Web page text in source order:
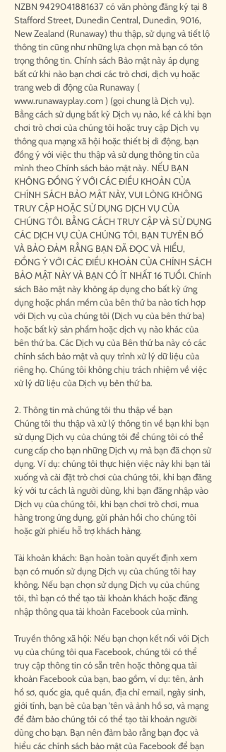
NZBN 9429041881637có văn phòng đăng ký tại 8
Stafford Street, Dunedin Central, Dunedin, 9016,
New Zealand (Runaway) thu thập, sử dụng và tiết lộ
thông tin cũng như những lựa chọn mà bạn có tôn
trọng thông tin. Chính sách Bảo mật này áp dụng
bất cứ khi nào bạn chơi các trò chơi, dịch vụ hoặc
trang web di động của Runaway (
www.runawayplay.com) (gọi chung là Dịch vụ).
Bằng cách sử dụng bất kỳ Dịch vụ nào, kể cả khi bạn
chơi trò chơi của chúng tôi hoặc truy cập Dịch vụ
thông qua mạng xã hội hoặc thiết bị di động, bạn
đồng ý với việc thu thập và sử dụng thông tin của
mình theo Chính sách bảo mật này. NẾU BẠN
KHÔNG ĐỒNG Ý VỚI CÁC ĐIỀU KHOẢN CỦA
CHÍNH SÁCH BẢO MẬT NÀY, VUI LÒNG KHÔNG
TRUY CẬP HOẶC SỬ DỤNG DỊCH VỤ CỦA
CHÚNG TÔI. BẰNG CÁCH TRUY CẬP VÀ SỬ DỤNG
CÁC DỊCH VỤ CỦA CHÚNG TÔI, BẠN TUYÊN BỐ
VÀ BẢO ĐẢM RẰNG BẠN ĐÃ ĐỌC VÀ HIỂU,
ĐỒNG Ý VỚI CÁC ĐIỀU KHOẢN CỦA CHÍNH SÁCH
BẢO MẬT NÀY VÀ BẠN CÓ ÍT NHẤT 16 TUỔI. Chính
sách Bảo mật này không áp dụng cho bất kỳ ứng
dụng hoặc phần mềm của bên thứ ba nào tích hợp
với Dịch vụ của chúng tôi (Dịch vụ của bên thứ ba)
hoặc bất kỳ sản phẩm hoặc dịch vụ nào khác của
bên thứ ba. Các Dịch vụ của Bên thứ ba này có các
chính sách bảo mật và quy trình xử lý dữ liệu của
riêng họ. Chúng tôi không chịu trách nhiệm về việc
xử lý dữ liệu của Dịch vụ bên thứ ba.
2. Thông tin mà chúng tôi thu thập về bạn
Chúng tôi thu thập và xử lý thông tin về bạn khi bạn
sử dụng Dịch vụ của chúng tôi để chúng tôi có thể
cung cấp cho bạn những Dịch vụ mà bạn đã chọn sử
dụng. Ví dụ: chúng tôi thực hiện việc này khi bạn tải
xuống và cài đặt trò chơi của chúng tôi, khi bạn đăng
ký với tư cách là người dùng, khi bạn đăng nhập vào
Dịch vụ của chúng tôi, khi bạn chơi trò chơi, mua
hàng trong ứng dụng, gửi phản hồi cho chúng tôi
hoặc gửi phiếu hỗ trợ khách hàng.
Tài khoản khách: Bạn hoàn toàn quyết định xem
bạn có muốn sử dụng Dịch vụ của chúng tôi hay
không. Nếu bạn chọn sử dụng Dịch vụ của chúng
tôi, thì bạn có thể tạo tài khoản khách hoặc đăng
nhập thông qua tài khoản Facebook của mình.
Truyền thông xã hội: Nếu bạn chọn kết nối với Dịch
vụ của chúng tôi qua Facebook, chúng tôi có thể
truy cập thông tin có sẵn trên hoặc thông qua tài
khoản Facebook của bạn, bao gồm, ví dụ: tên, ảnh
hồ sơ, quốc gia, quê quán, địa chỉ email, ngày sinh,
giới tính, bạn bè của bạn 'tên và ảnh hồ sơ, và mạng
để đảm bảo chúng tôi có thể tạo tài khoản người
dùng cho bạn. Bạn nên đảm bảo rằng bạn đọc và
hiểu các chính sách bảo mật của Facebook để bạn